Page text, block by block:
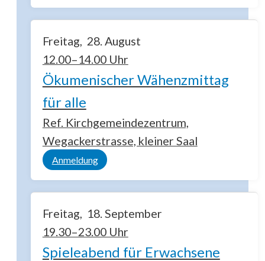
Freitag 28 August
12.00–14.00 Uhr
Ökumenischer Wähenzmittag
für alle
Ref. Kirchgemeindezentrum,
Wegackerstrasse, kleiner Saal
Anmeldung
Freitag 18 September
19.30–23.00 Uhr
Spieleabend für Erwachsene